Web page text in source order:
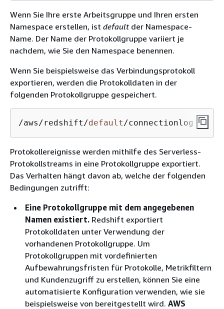
Wenn Sie Ihre erste Arbeitsgruppe und Ihren ersten
Namespace erstellen, ist defaultder Namespace-
Name. Der Name der Protokollgruppe variiert je
nachdem, wie Sie den Namespace benennen.
Wenn Sie beispielsweise das Verbindungsprotokoll
exportieren, werden die Protokolldaten in der
folgenden Protokollgruppe gespeichert.
/aws/redshift/default /connectionlog
Protokollereignisse werden mithilfe des Serverless-
Protokollstreams in eine Protokollgruppe exportiert.
Das Verhalten hängt davon ab, welche der folgenden
Bedingungen zutrifft:
Eine Protokollgruppe mit dem angegebenen
Namen existiert. Redshift exportiert
Protokolldaten unter Verwendung der
vorhandenen Protokollgruppe. Um
Protokollgruppen mit vordefinierten
Aufbewahrungsfristen für Protokolle, Metrikfiltern
und Kundenzugriff zu erstellen, können Sie eine
automatisierte Konfiguration verwenden, wie sie
beispielsweise von bereitgestellt wird. AWS